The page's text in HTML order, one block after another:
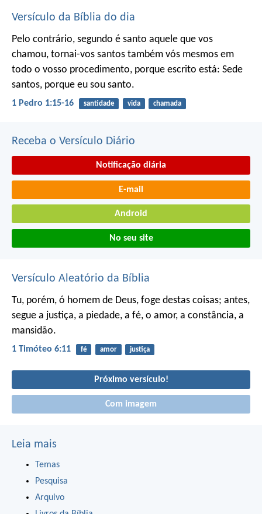
Versículo da Bíblia do dia
Pelo contrário, segundo é santo aquele que vos
chamou, tornai-vos santos também vós mesmos em
todo o vosso procedimento, porque escrito está: Sede
santos, porque eu sou santo.
1 Pedro 1:15-16 santidade vida chamada
Receba o Versículo Diário
Notificação diária
E-mail
Android
No seu site
Versículo Aleatório da Bíblia
Tu, porém, ó homem de Deus, foge destas coisas; antes,
segue a justiça, a piedade, a fé, o amor, a constância, a
mansidão.
1 Timóteo 6:11 fé amor justiça
Próximo versículo!
Com imagem
Leia mais
Temas
Pesquisa
Arquivo